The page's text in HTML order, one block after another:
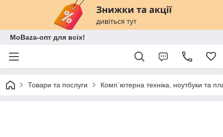
MoBaza-опт для всіх!
Товари та послуги Комп`ютерна техніка, ноутбуки та